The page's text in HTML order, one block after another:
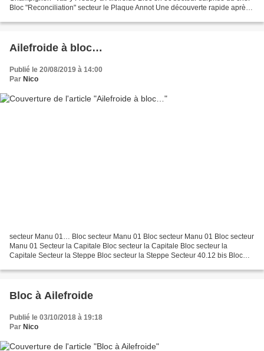
Bloc "Reconciliation" secteur le Plaque Annot Une découverte rapide après
Ailefroide à bloc…
Publié le 20/08/2019 à 14:00
Par Nico
secteur Manu 01… Bloc secteur Manu 01 Bloc secteur Manu 01 Bloc secteur
Manu 01 Secteur la Capitale Bloc secteur la Capitale Bloc secteur la
Capitale Secteur la Steppe Bloc secteur la Steppe Secteur 40.12 bis Bloc
Bloc à Ailefroide
Publié le 03/10/2018 à 19:18
Par Nico